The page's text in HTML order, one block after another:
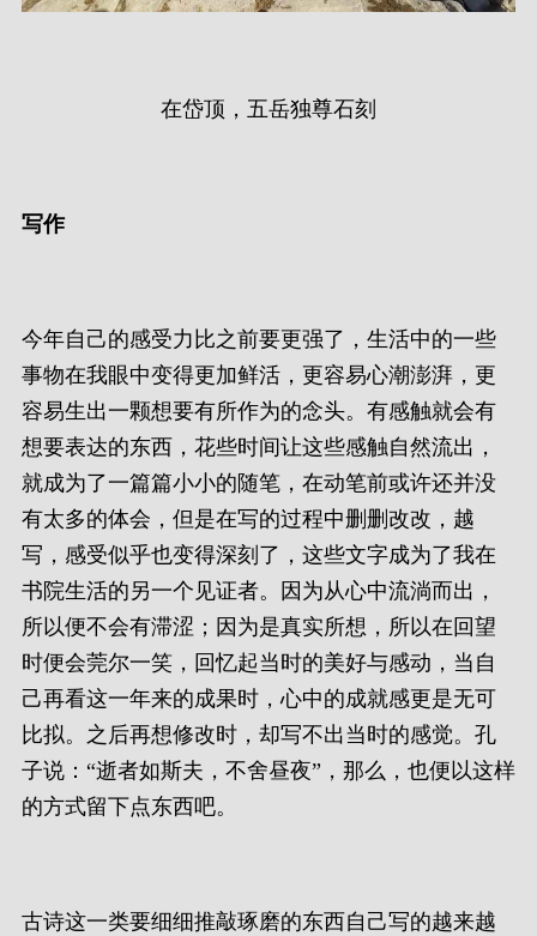
在岱顶，五岳独尊石刻
写作
今年自己的感受力比之前要更强了，生活中的一些
事物在我眼中变得更加鲜活，更容易心潮澎湃，更
容易生出一颗想要有所作为的念头。有感触就会有
想要表达的东西，花些时间让这些感触自然流出，
就成为了一篇篇小小的随笔，在动笔前或许还并没
有太多的体会，但是在写的过程中删删改改，越
写，感受似乎也变得深刻了，这些文字成为了我在
书院生活的另一个见证者。因为从心中流淌而出，
所以便不会有滞涩；因为是真实所想，所以在回望
时便会莞尔一笑，回忆起当时的美好与感动，当自
己再看这一年来的成果时，心中的成就感更是无可
比拟。之后再想修改时，却写不出当时的感觉。孔
子说：“逝者如斯夫，不舍昼夜”，那么，也便以这样
的方式留下点东西吧。
古诗这一类要细细推敲琢磨的东西自己写的越来越